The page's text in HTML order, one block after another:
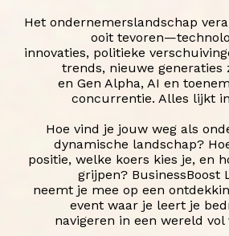
Het ondernemerslandschap
ooit
innovaties, politieke
trends, nieuwe generaties
en Gen Alpha, AI en
concurrentie. Alles lijkt
Hoe vind je jouw weg als
dynamische landschap?
positie, welke koers kies je, en
grijpen? BusinessBoost
neemt je mee op een
event waar je leert je
navigeren in een wereld vol